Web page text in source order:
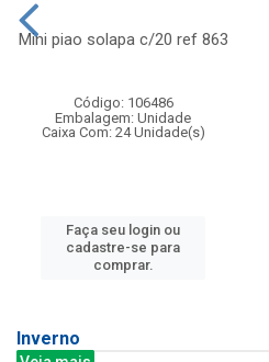
Mini piao solapa c/20 ref 863
Código: 106486
Embalagem: Unidade
Caixa Com: 24 Unidade(s)
Faça seu login ou
cadastre-se para
comprar.
Inverno